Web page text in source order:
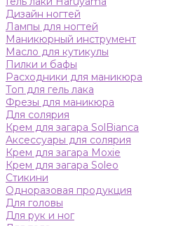
Дизайн ногтей
Лампы для ногтей
Маникюрный инструмент
Масло для кутикулы
Пилки и бафы
Расходники для маникюра
Топ для гель лака
Фрезы для маникюра
Для солярия
Крем для загара SolBianca
Аксессуары для солярия
Крем для загара Moxie
Крем для загара Soleo
Стикини
Одноразовая продукция
Для головы
Для рук и ног